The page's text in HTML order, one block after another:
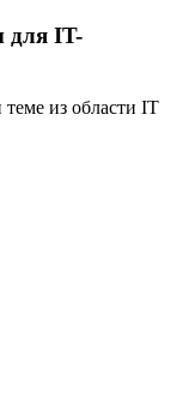
для IT-
из области IT